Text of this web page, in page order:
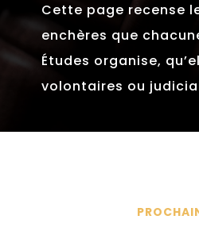
Cette page recense
enchères que
Études organise,
volontaires ou